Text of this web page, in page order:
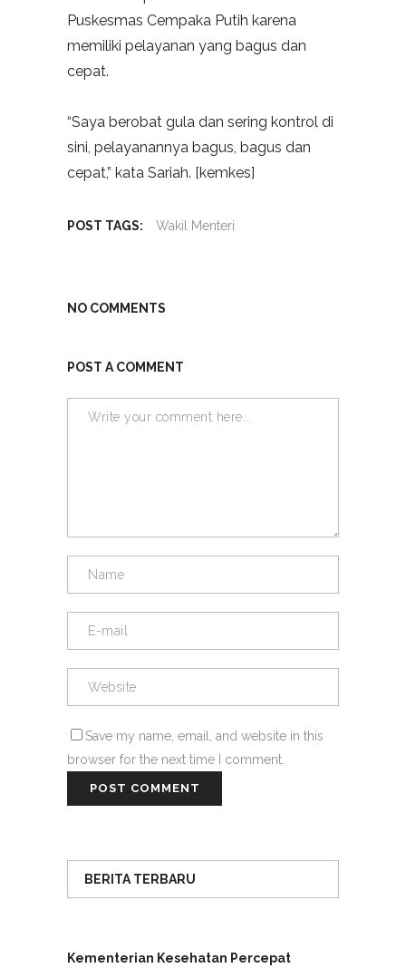
Puskesmas Cempaka Putih karena
memiliki pelayanan yang bagus dan
cepat.
“Saya berobat gula dan sering kontrol di
sini, pelayanannya bagus, bagus dan
cepat,” kata Sariah. [kemkes]
POST TAGS: Wakil Menteri
NO COMMENTS
POST A COMMENT
Save my name, email, and website in this
browser for the next time I comment.
BERITA TERBARU
Kementerian Kesehatan Percepat